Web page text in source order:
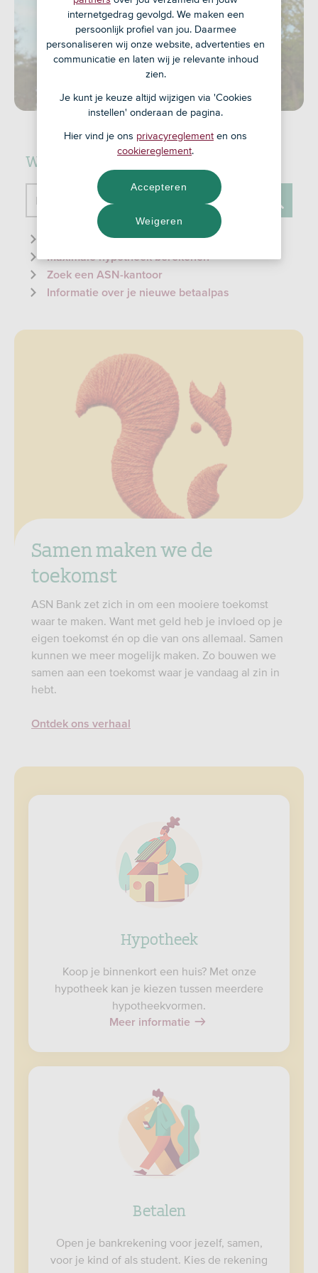
Waar kunnen we je mee helpen?
Doorzoek de website
Informatie over de ID-check
Maximale hypotheek berekenen
Zoek een ASN-kantoor
Informatie over je nieuwe betaalpas
Samen maken we de
toekomst
ASN Bank zet zich in om een mooiere toekomst
waar te maken. Want met geld heb je invloed op je
eigen toekomst én op die van ons allemaal. Samen
kunnen we meer mogelijk maken. Zo bouwen we
samen aan een toekomst waar je vandaag al zin in
hebt.
Ontdek ons verhaal
Hypotheek
Koop je binnenkort een huis? Met onze
hypotheek kan je kiezen tussen meerdere
hypotheekvormen.
Meer informatie
Betalen
Open je bankrekening voor jezelf, samen,
voor je kind of als student. Kies de rekening
internetgedrag gevolgd. We maken een
persoonlijk profiel van jou. Daarmee
personaliseren wij onze website, advertenties en
communicatie en laten wij je relevante inhoud
zien.
Je kunt je keuze altijd wijzigen via 'Cookies
instellen' onderaan de pagina.
Hier vind je ons privacyreglement en ons
cookiereglement.
Weigeren
Accepteren